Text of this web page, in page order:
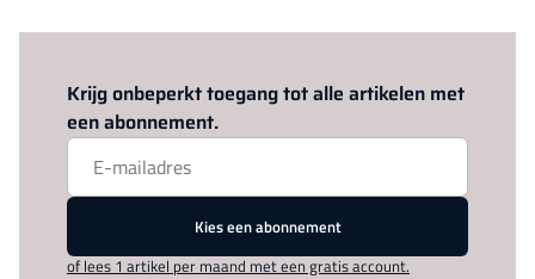
Krijg onbeperkt toegang tot alle artikelen met
een abonnement.
Kies een abonnement
of lees 1 artikel per maand met een gratis account.